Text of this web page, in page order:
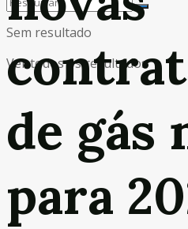
Sem resultado
Ver todos os resultados
de gás
para